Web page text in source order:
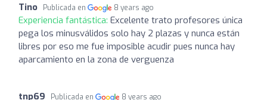
Tino Publicada en 8 years ago
Experiencia fantástica: Excelente trato profesores única
pega los minusválidos solo hay 2 plazas y nunca están
libres por eso me fue imposible acudir pues nunca hay
aparcamiento en la zona de verguenza
tnp69 Publicada en 8 years ago